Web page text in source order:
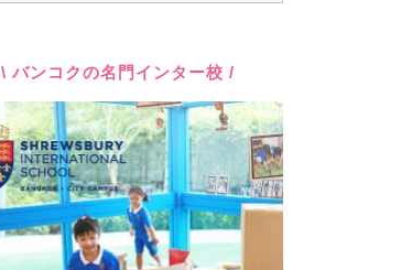
\ バンコクの名門インター校 /